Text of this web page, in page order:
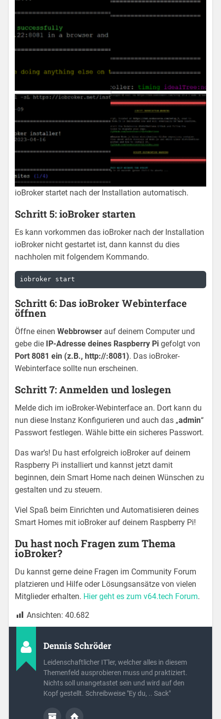
ioBroker startet nach der Installation automatisch.
Schritt 5: ioBroker starten
Es kann vorkommen das ioBroker nach der Installation
ioBroker nicht gestartet ist, dann kannst du dies
nachholen mit folgendem Kommando.
iobroker start
Schritt 6: Das ioBroker Webinterface
öffnen
Öffne einenWebbrowser auf deinem Computer und
gebe die IP-Adresse deines Raspberry Pi gefolgt von
Port 8081 ein (z.B., http://:8081). Das ioBroker-
Webinterface sollte nun erscheinen.
Schritt 7: Anmelden und loslegen
Melde dich im ioBroker-Webinterface an. Dort kann du
nun diese Instanz Konfigurieren und auch das „admin“
Passwort festlegen. Wähle bitte ein sicheres Passwort.
Das war’s! Du hast erfolgreich ioBroker auf deinem
Raspberry Pi installiert und kannst jetzt damit
beginnen, dein Smart Home nach deinen Wünschen zu
gestalten und zu steuern.
Viel Spaß beim Einrichten und Automatisieren deines
Smart Homes mit ioBroker auf deinem Raspberry Pi!
Du hast noch Fragen zum Thema
ioBroker?
Du kannst gerne deine Fragen im Community Forum
platzieren und Hilfe oder Lösungsansätze von vielen
Mitglieder erhalten. Hier geht es zum v64.tech Forum.
Ansichten:40.682
Dennis Schröder
Leidenschaftlicher IT'ler, welcher alles in diesem
Themenfeld ausprobieren muss und praktiziert.
Nichts soll unangetastet sein und wird auf den
Kopf gestellt. Schreibweise "Ey du, .. Sack"